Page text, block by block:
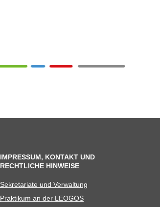
IMPRESSUM, KONTAKT UND
RECHTLICHE HINWEISE
Sekre­ta­riate und Verwaltung
Prak­ti­kum an der LEOGOS